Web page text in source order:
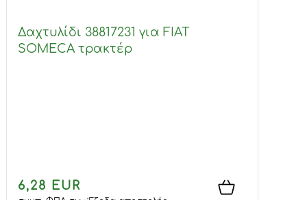
Δαχτυλίδι 38817231 για FIAT
SOMECA τρακτέρ
6,28 EUR